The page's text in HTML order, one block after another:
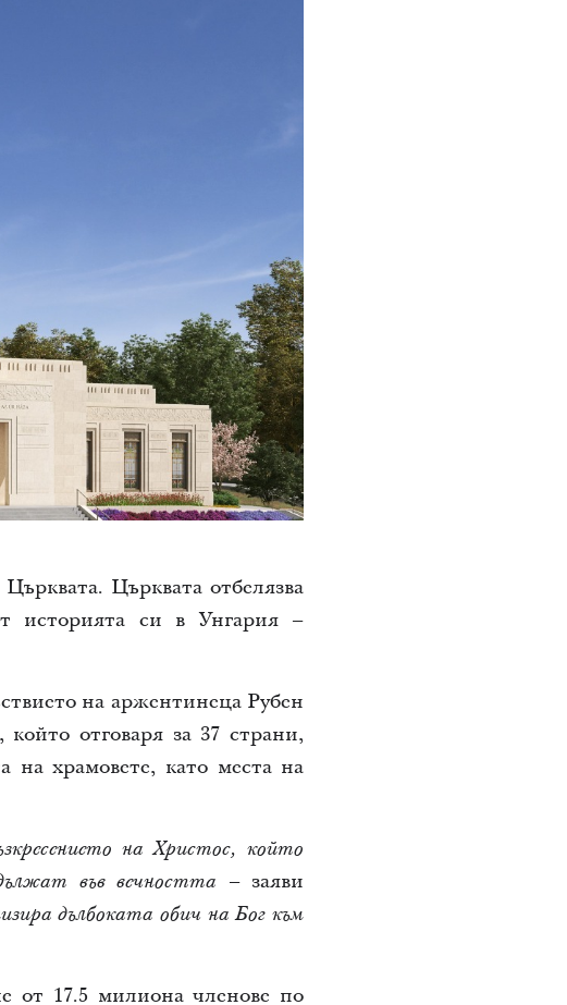
Църквата отбелязва
историята си в Унгария –
на аржентинеца Рубен
отговаря за 37 страни,
на храмовете, като места на
на Христос, който
във вечността – заяви
дълбоката обич на Бог към
от 17.5 милиона членове по